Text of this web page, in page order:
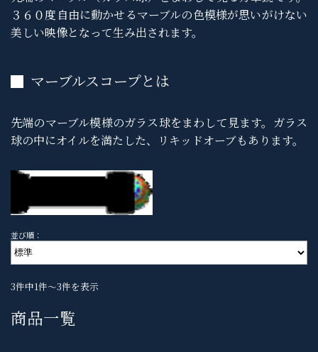
３６０度自由に動かせるマーブルの色模様が思いがけない
美しい映像となって生み出されます。
マーブルスコープとは
先端のマーブル模様のガラス球をまわして見ます。ガラス
球の中にオイルを満たした、リキッドオーブもあります。
並び順：
3件中1件～3件を表示
商品一覧